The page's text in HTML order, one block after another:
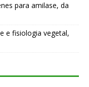
para amilase, da
e fisiologia vegetal,